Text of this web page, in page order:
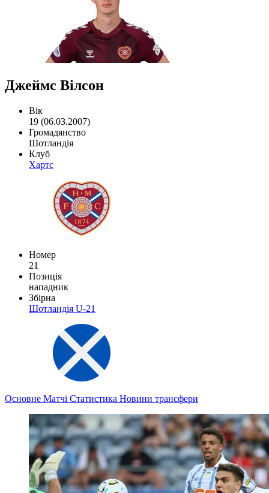
Джеймс Вілсон
Вік
19 (06.03.2007)
Громадянство
Шотландія
Клуб
Хартс
Номер
21
Позиція
нападник
Збірна
Шотландія U-21
Основне Матчі Статистика Новини трансфери